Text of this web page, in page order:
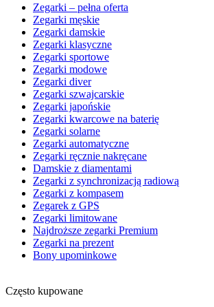
Zegarki – pełna oferta
Zegarki męskie
Zegarki damskie
Zegarki klasyczne
Zegarki sportowe
Zegarki modowe
Zegarki diver
Zegarki szwajcarskie
Zegarki japońskie
Zegarki kwarcowe na baterię
Zegarki solarne
Zegarki automatyczne
Zegarki ręcznie nakręcane
Damskie z diamentami
Zegarki z synchronizacją radiową
Zegarki z kompasem
Zegarek z GPS
Zegarki limitowane
Najdroższe zegarki Premium
Zegarki na prezent
Bony upominkowe
Często kupowane